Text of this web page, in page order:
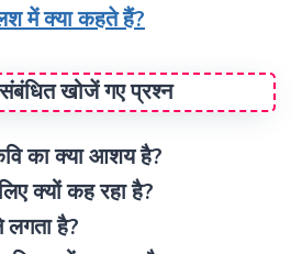
में क्या कहते हैं?
खोजें गए प्रश्न
का क्या आशय है?
क्यों कह रहा है?
है?